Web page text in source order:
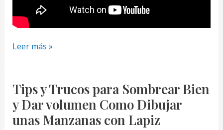
Como
y
Pintar
Bien
–
hoy
Leer más »
Tips y Trucos para Sombrear Bien
y Dar volumen Como Dibujar
unas Manzanas con Lapiz